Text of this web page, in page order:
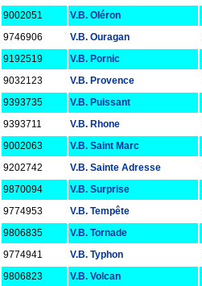
9002051
V.B. Oléron
9746906
V.B. Ouragan
9192519
V.B. Pornic
9032123
V.B. Provence
9393735
V.B. Puissant
9393711
V.B. Rhone
9002063
V.B. Saint Marc
9202742
V.B. Sainte Adresse
9870094
V.B. Surprise
9774953
V.B. Tempête
9806835
V.B. Tornade
9774941
V.B. Typhon
9806823
V.B. Volcan